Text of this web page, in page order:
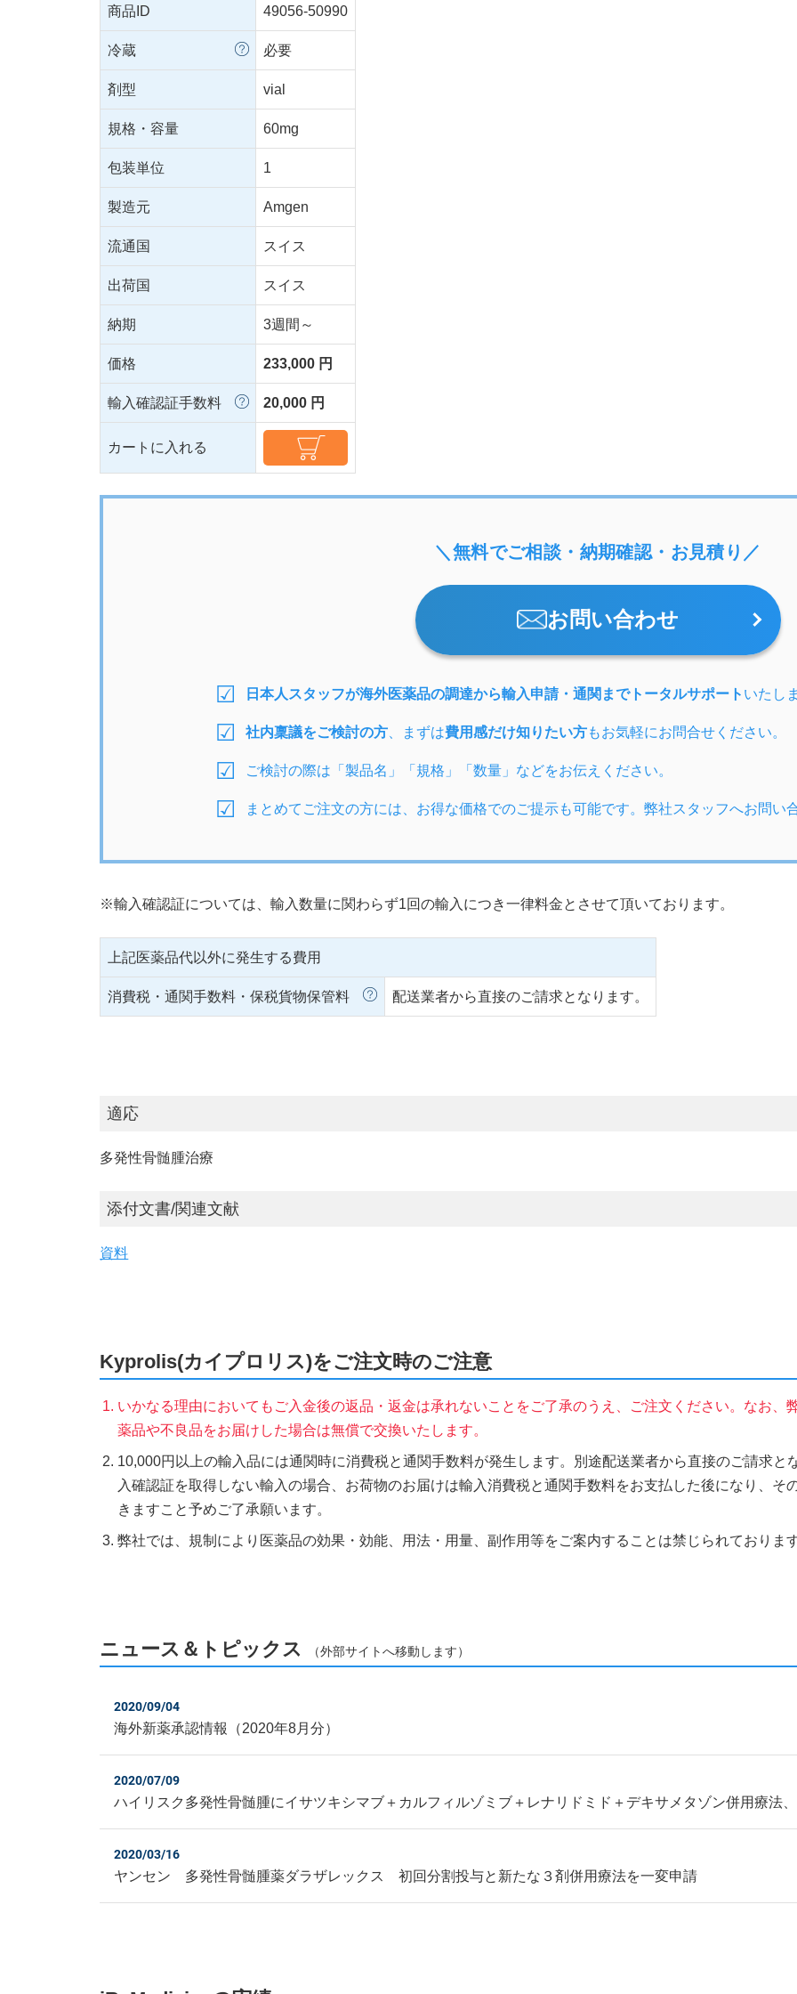
商品ID 49056-50990
冷蔵 必要
剤型 vial
規格・容量 60mg
包装単位 1
製造元 Amgen
流通国 スイス
出荷国 スイス
納期 3週間～
価格 233,000 円
輸入確認証手数料 20,000 円
カートに入れる
＼無料でご相談・納期確認・お見積り／
お問い合わせ
日本人スタッフが海外医薬品の調達から輸入申請・通関までトータルサポート いたし
社内稟議をご検討の方 、まずは費用感だけ知りたい方もお気軽にお問合せください。
ご検討の際は「製品名」「規格」「数量」などをお伝えください。
まとめてご注文の方には、お得な価格でのご提示も可能です。弊社スタッフへお問い
※輸入確認証については、輸入数量に関わらず1回の輸入につき一律料金とさせて頂いております。
上記医薬品代以外に発生する費用
消費税・通関手数料・保税貨物保管料 配送業者から直接のご請求となります。
適応
多発性骨髄腫治療
添付文書/関連文献
資料
Kyprolis(カイプロリス)をご注文時のご注意
いかなる理由においてもご入金後の返品・返金は承れないことをご了承のうえ、ご注文ください。なお、
薬品や不良品をお届けした場合は無償で交換いたします。
10,000円以上の輸入品には通関時に消費税と通関手数料が発生します。別途配送業者から直接のご請求
入確認証を取得しない輸入の場合、お荷物のお届けは輸入消費税と通関手数料をお支払した後になり、そ
きますこと予めご了承願います。
弊社では、規制により医薬品の効果・効能、用法・用量、副作用等をご案内することは禁じられておりま
ニュース＆トピックス （外部サイトへ移動します）
2020/09/04
海外新薬承認情報（2020年8月分）
2020/07/09
ハイリスク多発性骨髄腫にイサツキシマブ＋カルフィルゾミブ＋レナリドミド＋デキサメタゾン併用療法
2020/03/16
ヤンセン 多発性骨髄腫薬ダラザレックス 初回分割投与と新たな３剤併用療法を一変申請